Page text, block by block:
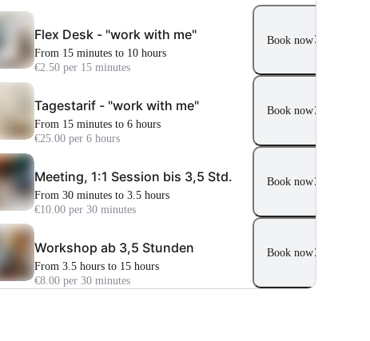
Flex Desk - "work with me"
From 15 minutes to 10 hours
€2.50 per 15 minutes
Book now
Tagestarif - "work with me"
From 15 minutes to 6 hours
€25.00 per 6 hours
Book now
Meeting, 1:1 Session bis 3,5 Std.
From 30 minutes to 3.5 hours
€10.00 per 30 minutes
Book now
Workshop ab 3,5 Stunden
From 3.5 hours to 15 hours
€8.00 per 30 minutes
Book now